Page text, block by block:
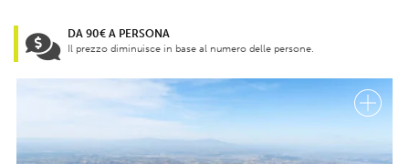
DA 90€ A PERSONA
Il prezzo diminuisce in base al numero delle persone.